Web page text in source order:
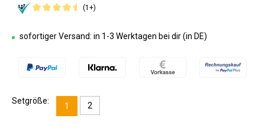
(1+)
sofortiger Versand: in 1-3 Werktagen bei dir (in DE)
Setgröße:
1 2